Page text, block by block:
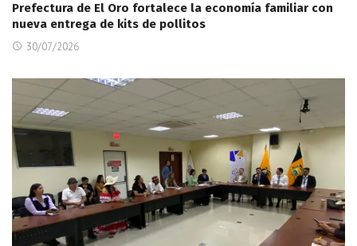
Prefectura de El Oro fortalece la economía familiar con
nueva entrega de kits de pollitos
30/07/2026